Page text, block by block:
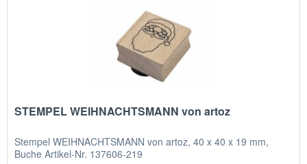
STEMPEL WEIHNACHTSMANN von artoz
Stempel WEIHNACHTSMANN von artoz, 40 x 40 x 19 mm,
Buche Artikel-Nr. 137606-219